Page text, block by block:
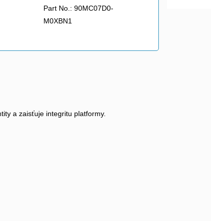
Part No.: 90MC07D0-
M0XBN1
a zaisťuje integritu platformy.